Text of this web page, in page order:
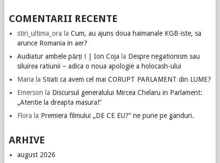
COMENTARII RECENTE
stiri_ultima_ora la Cum, au ajuns doua haimanale KGB-iste, sa
arunce Romania in aer?
Audiatur ambele părți ! | Ion Coja la Despre negationism sau
siluirea ratiunii – adica o noua apologie a holocash-ului
Maria la Stiati ca avem cel mai CORUPT PARLAMENT din LUME?
Emerson la Discursul generalului Mircea Chelaru in Parlament:
„Atentie la dreapta masura!”
Flora la Premiera filmului „DE CE EU?” ne pune pe ganduri.
ARHIVE
august 2026